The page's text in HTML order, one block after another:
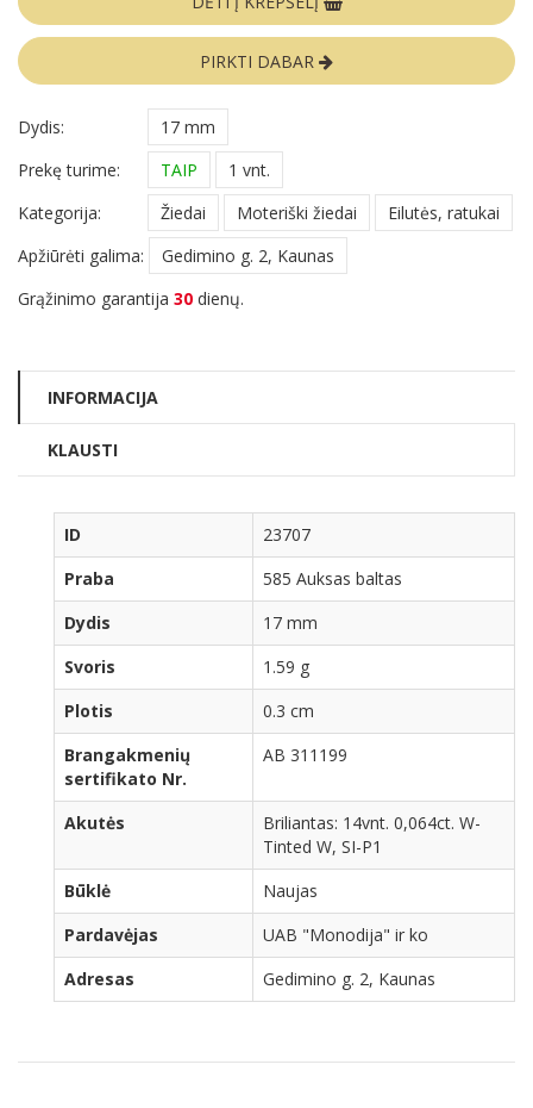
PIRKTI DABAR
Dydis:
17 mm
Prekę turime:
TAIP
1 vnt.
Kategorija:
Žiedai Moteriški žiedai
Eilutės, ratukai
Apžiūrėti galima:
Gedimino g. 2, Kaunas
Grąžinimo garantija 30 dienų.
INFORMACIJA
KLAUSTI
ID
23707
Praba
585 Auksas baltas
Dydis
17 mm
Svoris
1.59 g
Plotis
0.3 cm
Brangakmenių
sertifikato Nr.
AB 311199
Akutės
Briliantas: 14vnt. 0,064ct. W-
Tinted W, SI-P1
Būklė
Naujas
Pardavėjas
UAB "Monodija" ir ko
Adresas
Gedimino g. 2, Kaunas